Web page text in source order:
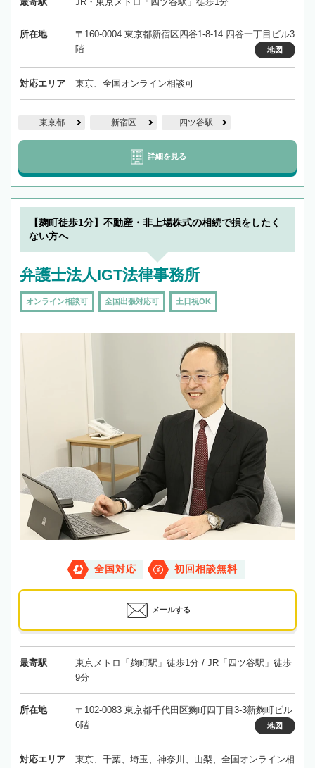
所在地
〒160-0004 東京都新宿区四谷1-8-14 四谷一丁目ビル3
階
地図
対応エリア 東京、全国オンライン相談可
東京都 新宿区 四ツ谷駅
詳細を見る
【麹町徒歩1分】不動産・非上場株式の相続で損をしたく
ない方へ
弁護士法人IGT法律事務所
オンライン相談可 全国出張対応可 土日祝OK
全国対応 初回相談無料
メールする
最寄駅
東京メトロ「麹町駅」徒歩1分 / JR「四ツ谷駅」徒歩
9分
所在地
〒102-0083 東京都千代田区麴町四丁目3-3新麴町ビル
6階
地図
対応エリア
東京、千葉、埼玉、神奈川、山梨、全国オンライン相